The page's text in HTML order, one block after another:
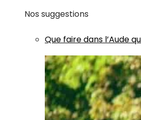
Nos suggestions
Que faire dans l’Aude